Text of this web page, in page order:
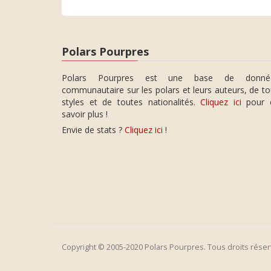
Polars Pourpres
Polars Pourpres est une base de
communautaire sur les polars et leurs auteurs, de
styles et de toutes nationalités.Cliquez ici pour
savoir plus !
Envie de stats ? Cliquez ici !
Copyright © 2005-2020 Polars Pourpres. Tous droits